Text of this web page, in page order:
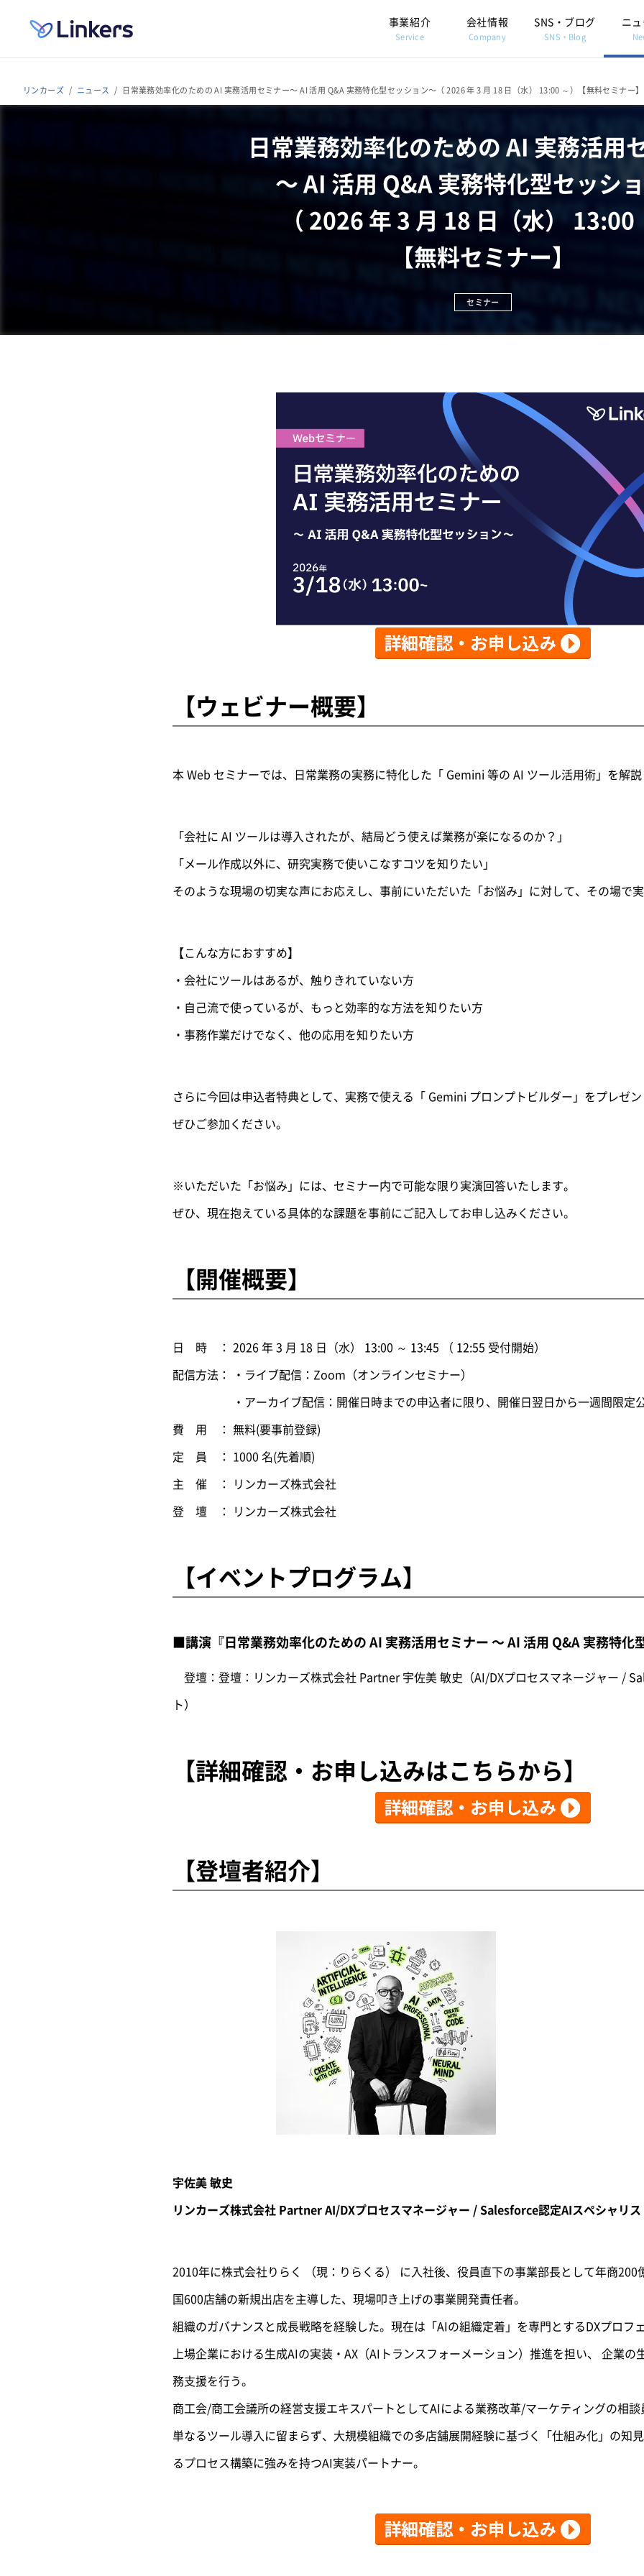
事業紹介
Service
会社情報
Company
SNS・ブログ
SNS・Blog
ニ
リンカーズ ニュース 日常業務効率化のための AI 実務活用セミナー〜 AI 活用 Q&A 実務特化型セッション〜（ 2026 年 3 月 18 日（水） 13:00 ～）【無料セミナー】
日常業務効率化のための AI 実務活用
〜 AI 活用 Q&A 実務特化型セッシ
（ 2026 年 3 月 18 日（水） 13:00
【無料セミナー】
セミナー
【ウェビナー概要】
本 Web セミナーでは、日常業務の実務に特化した「 Gemini 等の AI ツール活用術」を解
「会社に AI ツールは導入されたが、結局どう使えば業務が楽になるのか？」
「メール作成以外に、研究実務で使いこなすコツを知りたい」
そのような現場の切実な声にお応えし、事前にいただいた「お悩み」に対して、その場で
【こんな方におすすめ】
・会社にツールはあるが、触りきれていない方
・自己流で使っているが、もっと効率的な方法を知りたい方
・事務作業だけでなく、他の応用を知りたい方
さらに今回は申込者特典として、実務で使える「 Gemini プロンプトビルダー」をプレゼ
ぜひご参加ください。
※いただいた「お悩み」には、セミナー内で可能な限り実演回答いたします。
ぜひ、現在抱えている具体的な課題を事前にご記入してお申し込みください。
【開催概要】
日 時 ： 2026 年 3 月 18 日（水） 13:00 ～ 13:45 （ 12:55 受付開始）
配信方法： ・ライブ配信：Zoom（オンラインセミナー）
・アーカイブ配信：開催日時までの申込者に限り、開催日翌日から一週間限定
費 用 ： 無料(要事前登録)
定 員 ： 1000 名(先着順)
主 催 ： リンカーズ株式会社
登 壇 ： リンカーズ株式会社
【イベントプログラム】
■講演『日常業務効率化のための AI 実務活用セミナー 〜 AI 活用 Q&A 実務特化
登壇：登壇：リンカーズ株式会社 Partner 宇佐美 敏史（AI/DXプロセスマネージャー /
ト）
【詳細確認・お申し込みはこちらから】
【登壇者紹介】
宇佐美 敏史
リンカーズ株式会社 Partner AI/DXプロセスマネージャー / Salesforce認定AIスペシャリス
2010年に株式会社りらく （現：りらくる） に入社後、役員直下の事業部長として年商200
国600店舗の新規出店を主導した、現場叩き上げの事業開発責任者。
組織のガバナンスと成長戦略を経験した。現在は「AIの組織定着」を専門とするDXプロフ
上場企業における生成AIの実装・AX（AIトランスフォーメーション）推進を担い、 企業の
務支援を行う。
商工会/商工会議所の経営支援エキスパートとしてAIによる業務改革/マーケティングの相
単なるツール導入に留まらず、大規模組織での多店舗展開経験に基づく「仕組み化」の知
るプロセス構築に強みを持つAI実装パートナー。